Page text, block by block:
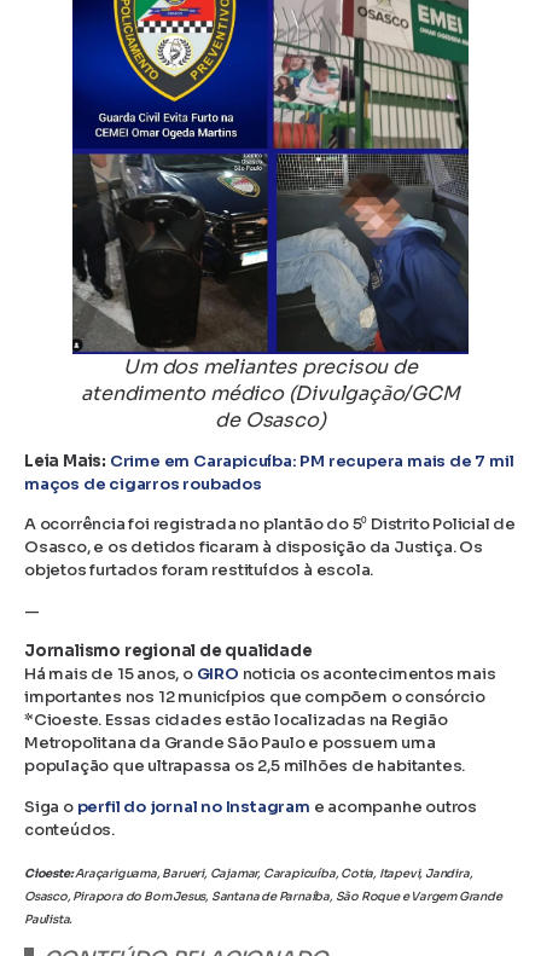
Um dos meliantes precisou de
atendimento médico (Divulgação/GCM
de Osasco)
Leia Mais: Crime em Carapicuíba: PM recupera mais de 7 mil
maços de cigarros roubados
A ocorrência foi registrada no plantão do 5⁰ Distrito Policial de
Osasco, e os detidos ficaram à disposição da Justiça. Os
objetos furtados foram restituídos à escola.
—
Jornalismo regional de qualidade
Há mais de 15 anos, o GIRO noticia os acontecimentos mais
importantes nos 12 municípios que compõem o consórcio
*Cioeste. Essas cidades estão localizadas na Região
Metropolitana da Grande São Paulo e possuem uma
população que ultrapassa os 2,5 milhões de habitantes.
Siga o perfil do jornal no Instagram e acompanhe outros
conteúdos.
Cioeste:Araçariguama, Barueri, Cajamar, Carapicuíba, Cotia, Itapevi, Jandira,
Osasco, Pirapora do Bom Jesus, Santana de Parnaíba, São Roque e Vargem Grande
Paulista.